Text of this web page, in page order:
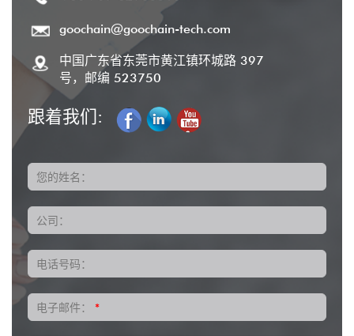
goochain@goochain-tech.com
中国广东省东莞市黄江镇环城路 397
号，邮编 523750
跟着我们:
您的姓名：
公司：
电话号码：
电子邮件： *